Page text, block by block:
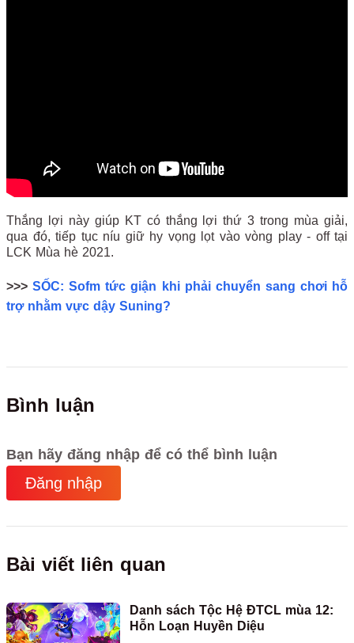
Thắng lợi này giúp KT có thắng lợi thứ 3 trong mùa giải,
qua đó, tiếp tục níu giữ hy vọng lọt vào vòng play - off tại
LCK Mùa hè 2021.
>>>SỐC: Sofm tức giận khi phải chuyển sang chơi hỗ
trợ nhằm vực dậy Suning?
Bình luận
Bạn hãy đăng nhập để có thể bình luận
Đăng nhập
Bài viết liên quan
Danh sách Tộc Hệ ĐTCL mùa 12:
Hỗn Loạn Huyền Diệu